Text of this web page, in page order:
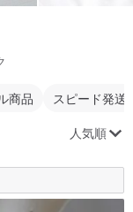
商品
スピード発送
人気順